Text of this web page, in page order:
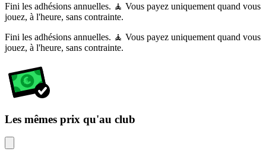
Fini les adhésions annuelles. 🧘 Vous payez uniquement quand vous
jouez, à l'heure, sans contrainte.
Fini les adhésions annuelles. 🧘 Vous payez uniquement quand vous
jouez, à l'heure, sans contrainte.
Les mêmes prix qu'au club